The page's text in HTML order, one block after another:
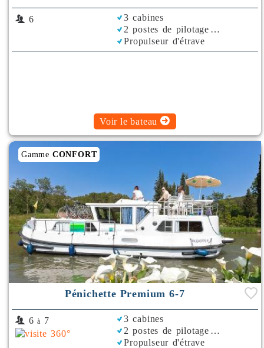
6
3 cabines
2 postes de pilotage
Propulseur d'étrave
Bimini
Voir le bateau
Gamme CONFORT
Pénichette Premium 6-7
6 à 7
3 cabines
2 postes de pilotage
Propulseur d'étrave